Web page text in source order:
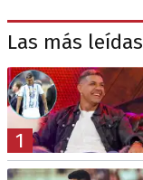
Las más leídas
1